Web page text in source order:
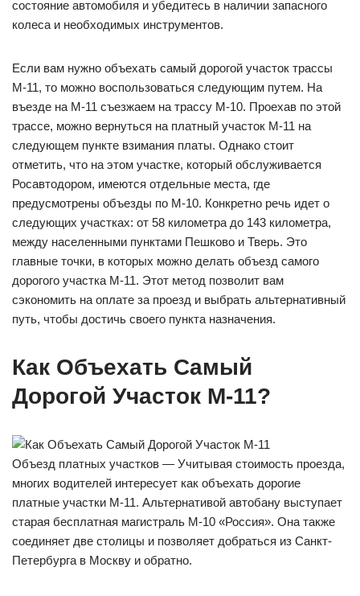
состояние автомобиля и убедитесь в наличии запасного
колеса и необходимых инструментов.
Если вам нужно объехать самый дорогой участок трассы
М-11, то можно воспользоваться следующим путем. На
въезде на М-11 съезжаем на трассу М-10. Проехав по этой
трассе, можно вернуться на платный участок М-11 на
следующем пункте взимания платы. Однако стоит
отметить, что на этом участке, который обслуживается
Росавтодором, имеются отдельные места, где
предусмотрены объезды по М-10. Конкретно речь идет о
следующих участках: от 58 километра до 143 километра,
между населенными пунктами Пешково и Тверь. Это
главные точки, в которых можно делать объезд самого
дорогого участка М-11. Этот метод позволит вам
сэкономить на оплате за проезд и выбрать альтернативный
путь, чтобы достичь своего пункта назначения.
Как Объехать Самый
Дорогой Участок М-11?
Объезд платных участков — Учитывая стоимость проезда,
многих водителей интересует как объехать дорогие
платные участки М-11. Альтернативой автобану выступает
старая бесплатная магистраль М-10 «Россия». Она также
соединяет две столицы и позволяет добраться из Санкт-
Петербурга в Москву и обратно.